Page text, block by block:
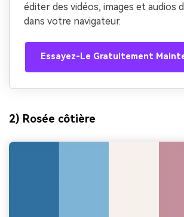
éditer des vidéos, images et audios
dans votre navigateur.
Essayez-Le Gratuitement
2) Rosée côtière